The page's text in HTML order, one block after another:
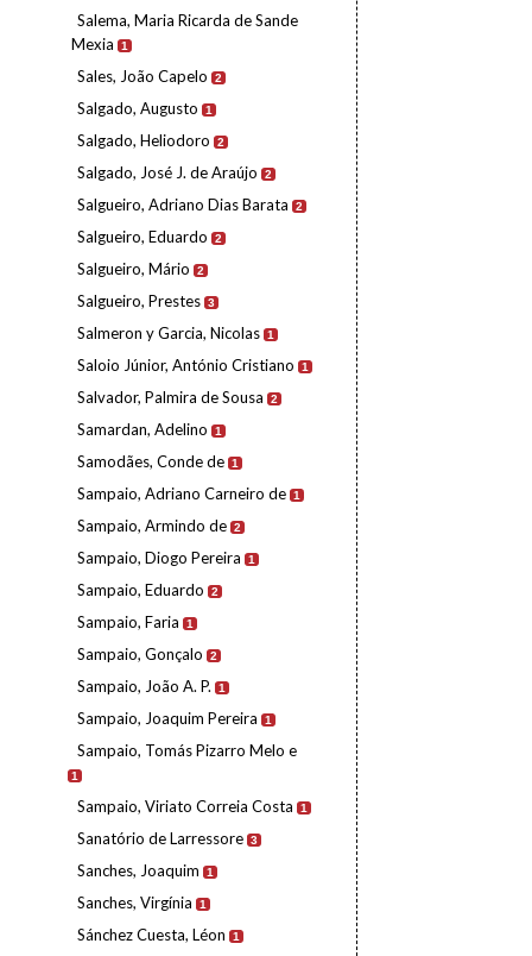
Salema, Maria Ricarda de Sande
Mexia
1
Sales, João Capelo 2
Salgado, Augusto 1
Salgado, Heliodoro 2
Salgado, José J. de Araújo 2
Salgueiro, Adriano Dias Barata 2
Salgueiro, Eduardo 2
Salgueiro, Mário 2
Salgueiro, Prestes 3
Salmeron y Garcia, Nicolas 1
Saloio Júnior, António Cristiano 1
Salvador, Palmira de Sousa 2
Samardan, Adelino 1
Samodães, Conde de 1
Sampaio, Adriano Carneiro de 1
Sampaio, Armindo de 2
Sampaio, Diogo Pereira 1
Sampaio, Eduardo 2
Sampaio, Faria 1
Sampaio, Gonçalo 2
Sampaio, João A. P. 1
Sampaio, Joaquim Pereira 1
Sampaio, Tomás Pizarro Melo e
1
Sampaio, Viriato Correia Costa 1
Sanatório de Larressore 3
Sanches, Joaquim 1
Sanches, Virgínia 1
Sánchez Cuesta, Léon 1